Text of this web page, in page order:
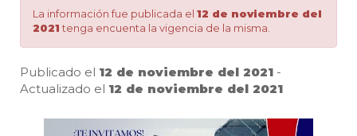
de
noviembre
La información fue publicada el 12 de noviembre del
2021tenga encuenta la vigencia de la misma.
Publicado el 12 de noviembre del 2021 -
Actualizado el 12 de noviembre del 2021